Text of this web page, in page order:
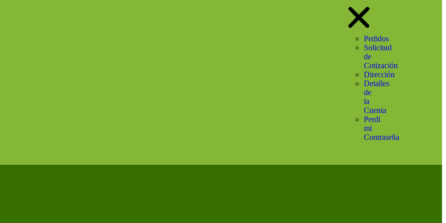
Pedidos
Solicitud
de
Cotización
Dirección
Detalles
de
la
Cuenta
Perdí
mi
Contraseña